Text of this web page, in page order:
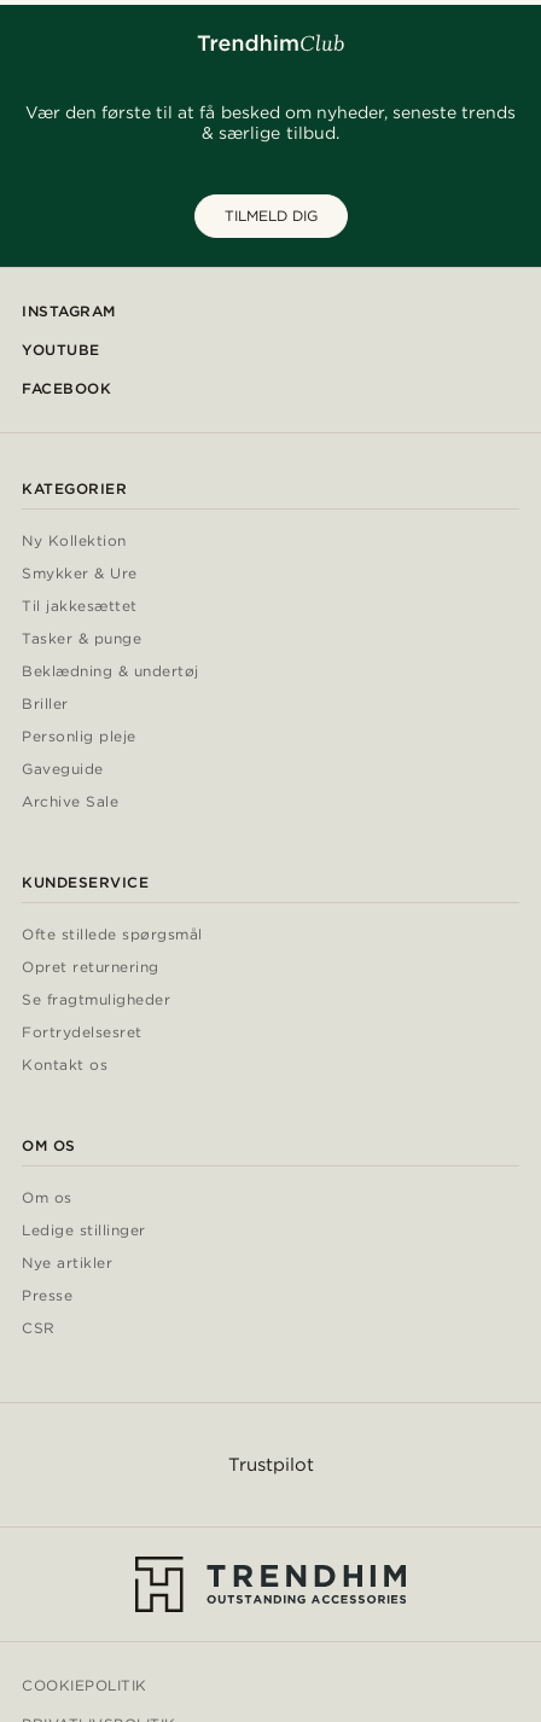
Vær den første til at få besked om nyheder, seneste trends
& særlige tilbud.
TILMELD DIG
INSTAGRAM
YOUTUBE
FACEBOOK
KATEGORIER
Ny Kollektion
Smykker & Ure
Til jakkesættet
Tasker & punge
Beklædning & undertøj
Briller
Personlig pleje
Gaveguide
Archive Sale
KUNDESERVICE
Ofte stillede spørgsmål
Opret returnering
Se fragtmuligheder
Fortrydelsesret
Kontakt os
OM OS
Om os
Ledige stillinger
Nye artikler
Presse
CSR
Trustpilot
COOKIEPOLITIK